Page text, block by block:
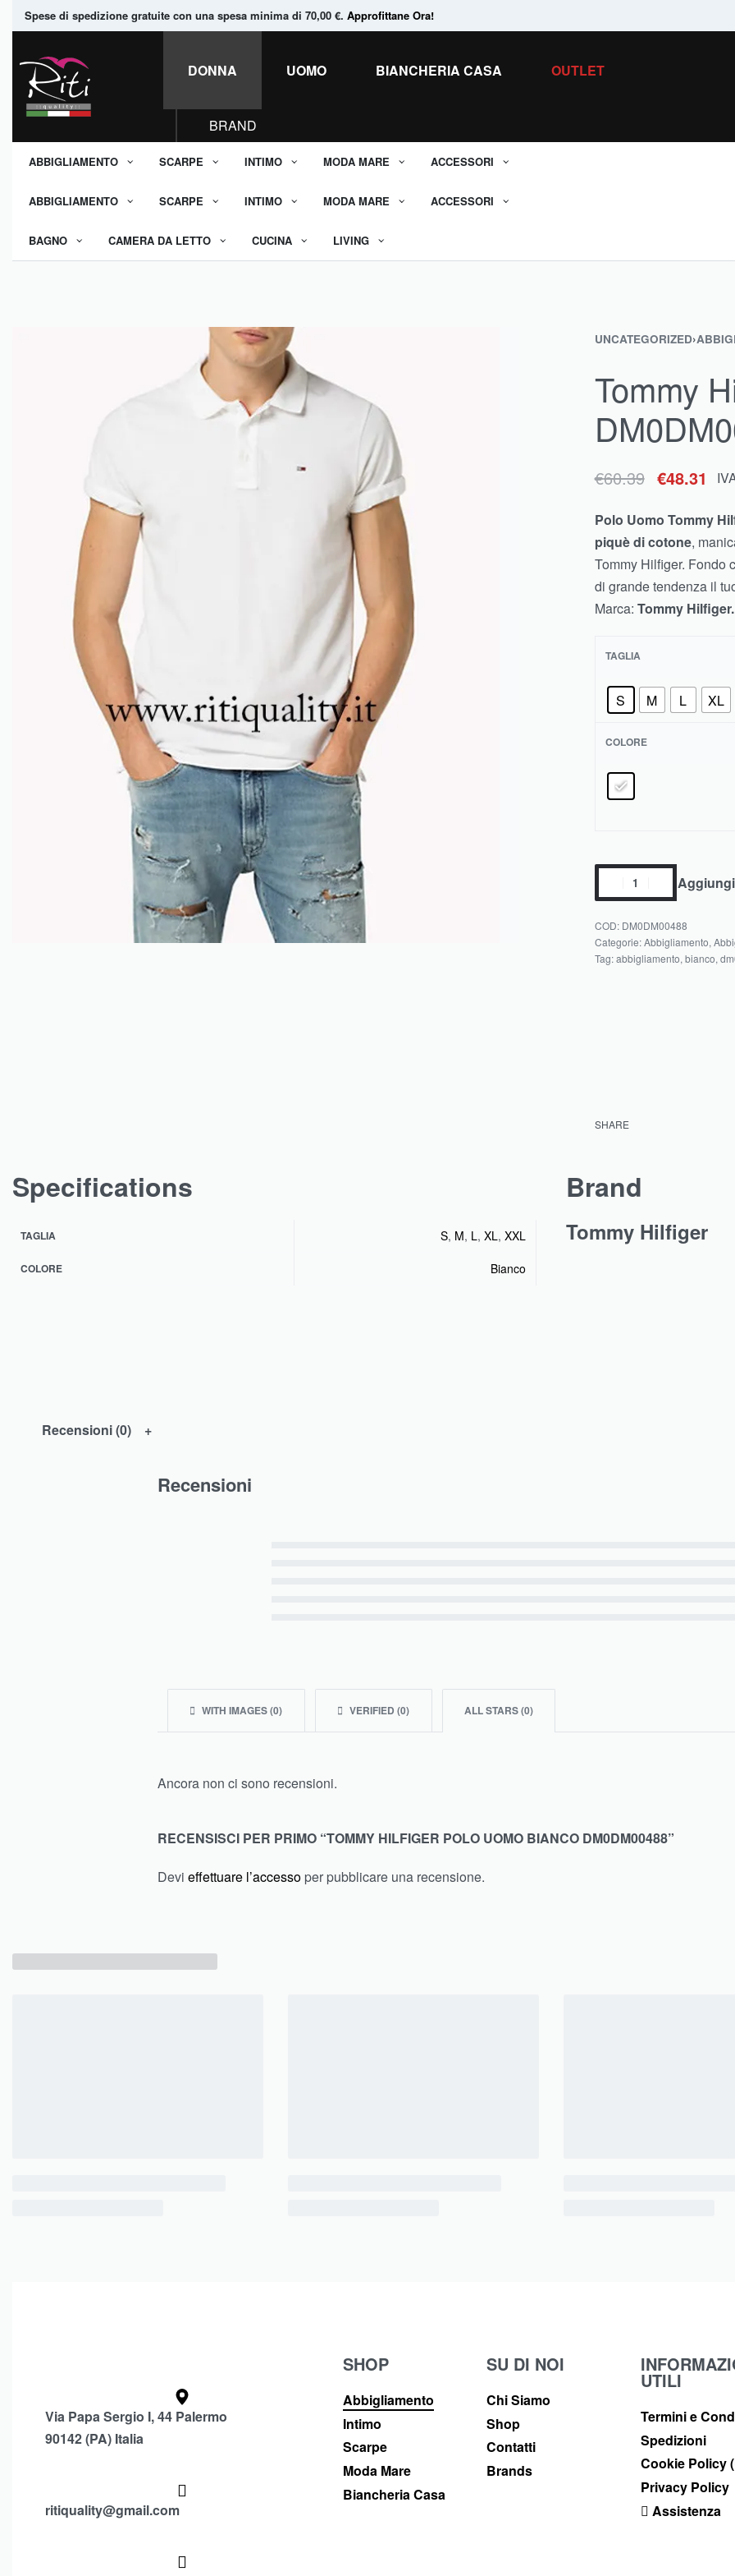
Spese di spedizione gratuite con una spesa minima di 70,00 €. Approfittane Ora!
DONNA UOMO BIANCHERIA CASA OUTLET
BRAND
ABBIGLIAMENTO SCARPE INTIMO MODA MARE ACCESSORI
ABBIGLIAMENTO SCARPE INTIMO MODA MARE ACCESSORI
BAGNO CAMERA DA LETTO CUCINA LIVING
UNCATEGORIZED›
Tommy
€60.39 €48.31
Polo Uomo Tommy
piquè di cotone,
Tommy Hilfiger. Fondo
di grande tendenza il
Marca: Tommy Hilfiger.
TAGLIA
S M L XL
COLORE
DM0DM00488
Categorie:Abbigliamento,
Tag:abbigliamento, bianco,
SHARE
Specifications
TAGLIA S, M, L, XL, XXL
COLORE Bianco
Brand
Tommy Hilfiger
Recensioni (0)
Recensioni
WITH IMAGES (0) VERIFIED (0) ALL STARS (0)
Ancora non ci sono recensioni.
RECENSISCI PER PRIMO “TOMMY HILFIGER POLO UOMO BIANCO DM0DM00488”
Devi effettuare l’accesso per pubblicare una recensione.
Via Papa Sergio I, 44 Palermo
90142 (PA) Italia
ritiquality@gmail.com
SHOP
Abbigliamento
Intimo
Scarpe
Moda Mare
Biancheria Casa
SU DI NOI
Chi Siamo
Shop
Contatti
Brands
UTILI
Termini e
Spedizioni
Cookie Policy
Privacy Policy
Assistenza